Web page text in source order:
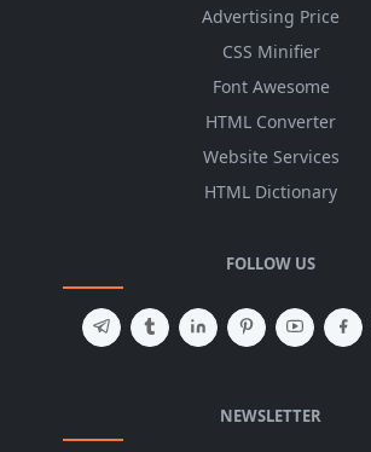
Advertising Price
CSS Minifier
Font Awesome
HTML Converter
Website Services
HTML Dictionary
FOLLOW US
NEWSLETTER